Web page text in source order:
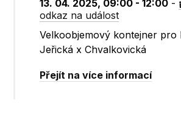
13. 04. 2025, 09:00 - 12:00 -
odkaz na událost
Velkoobjemový kontejner pro
Jeřická x Chvalkovická
Přejít na více informací